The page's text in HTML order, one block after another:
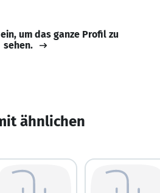
um das ganze Profil zu
sehen.
ähnlichen